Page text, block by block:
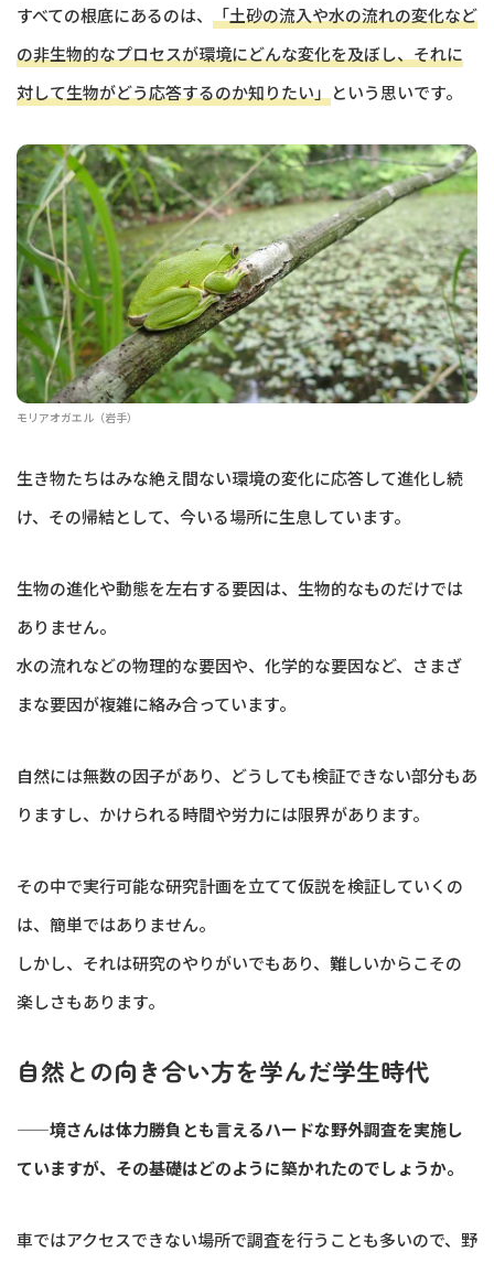
すべての根底にあるのは、 「土砂の流入や水の流れの変化など
の非生物的なプロセスが環境にどんな変化を及ぼし、それに
対して生物がどう応答するのか知りたい」という思いです。
モリアオガエル（岩手）
生き物たちはみな絶え間ない環境の変化に応答して進化し続
け、その帰結として、今いる場所に生息しています。
生物の進化や動態を左右する要因は、生物的なものだけでは
ありません。
水の流れなどの物理的な要因や、化学的な要因など、さまざ
まな要因が複雑に絡み合っています。
自然には無数の因子があり、どうしても検証できない部分もあ
りますし、かけられる時間や労力には限界があります。
その中で実行可能な研究計画を立てて仮説を検証していくの
は、簡単ではありません。
しかし、それは研究のやりがいでもあり、難しいからこその
楽しさもあります。
自然との向き合い方を学んだ学生時代
——境さんは体力勝負とも言えるハードな野外調査を実施し
ていますが、その基礎はどのように築かれたのでしょうか。
車ではアクセスできない場所で調査を行うことも多いので、野